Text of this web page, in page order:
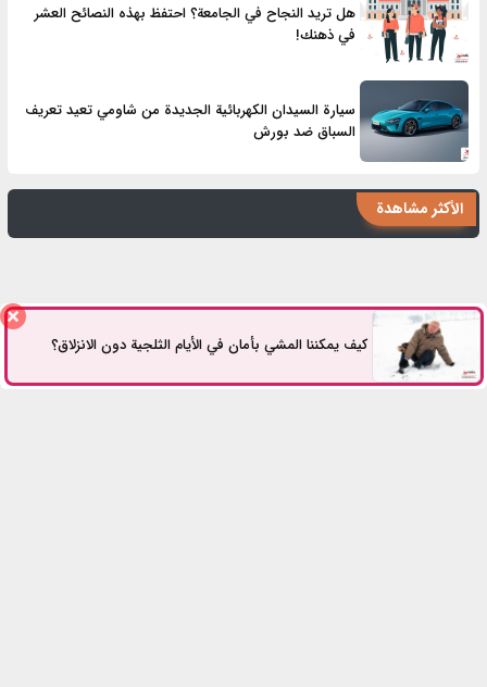
هل تريد النجاح في الجامعة؟ احتفظ بهذه النصائح العشر
في ذهنك!
سيارة السيدان الكهربائية الجديدة من شاومي تعيد تعريف
السباق ضد بورش
الأكثر مشاهدة
كيف يمكننا المشي بأمان في الأيام الثلجية دون الانزلاق؟